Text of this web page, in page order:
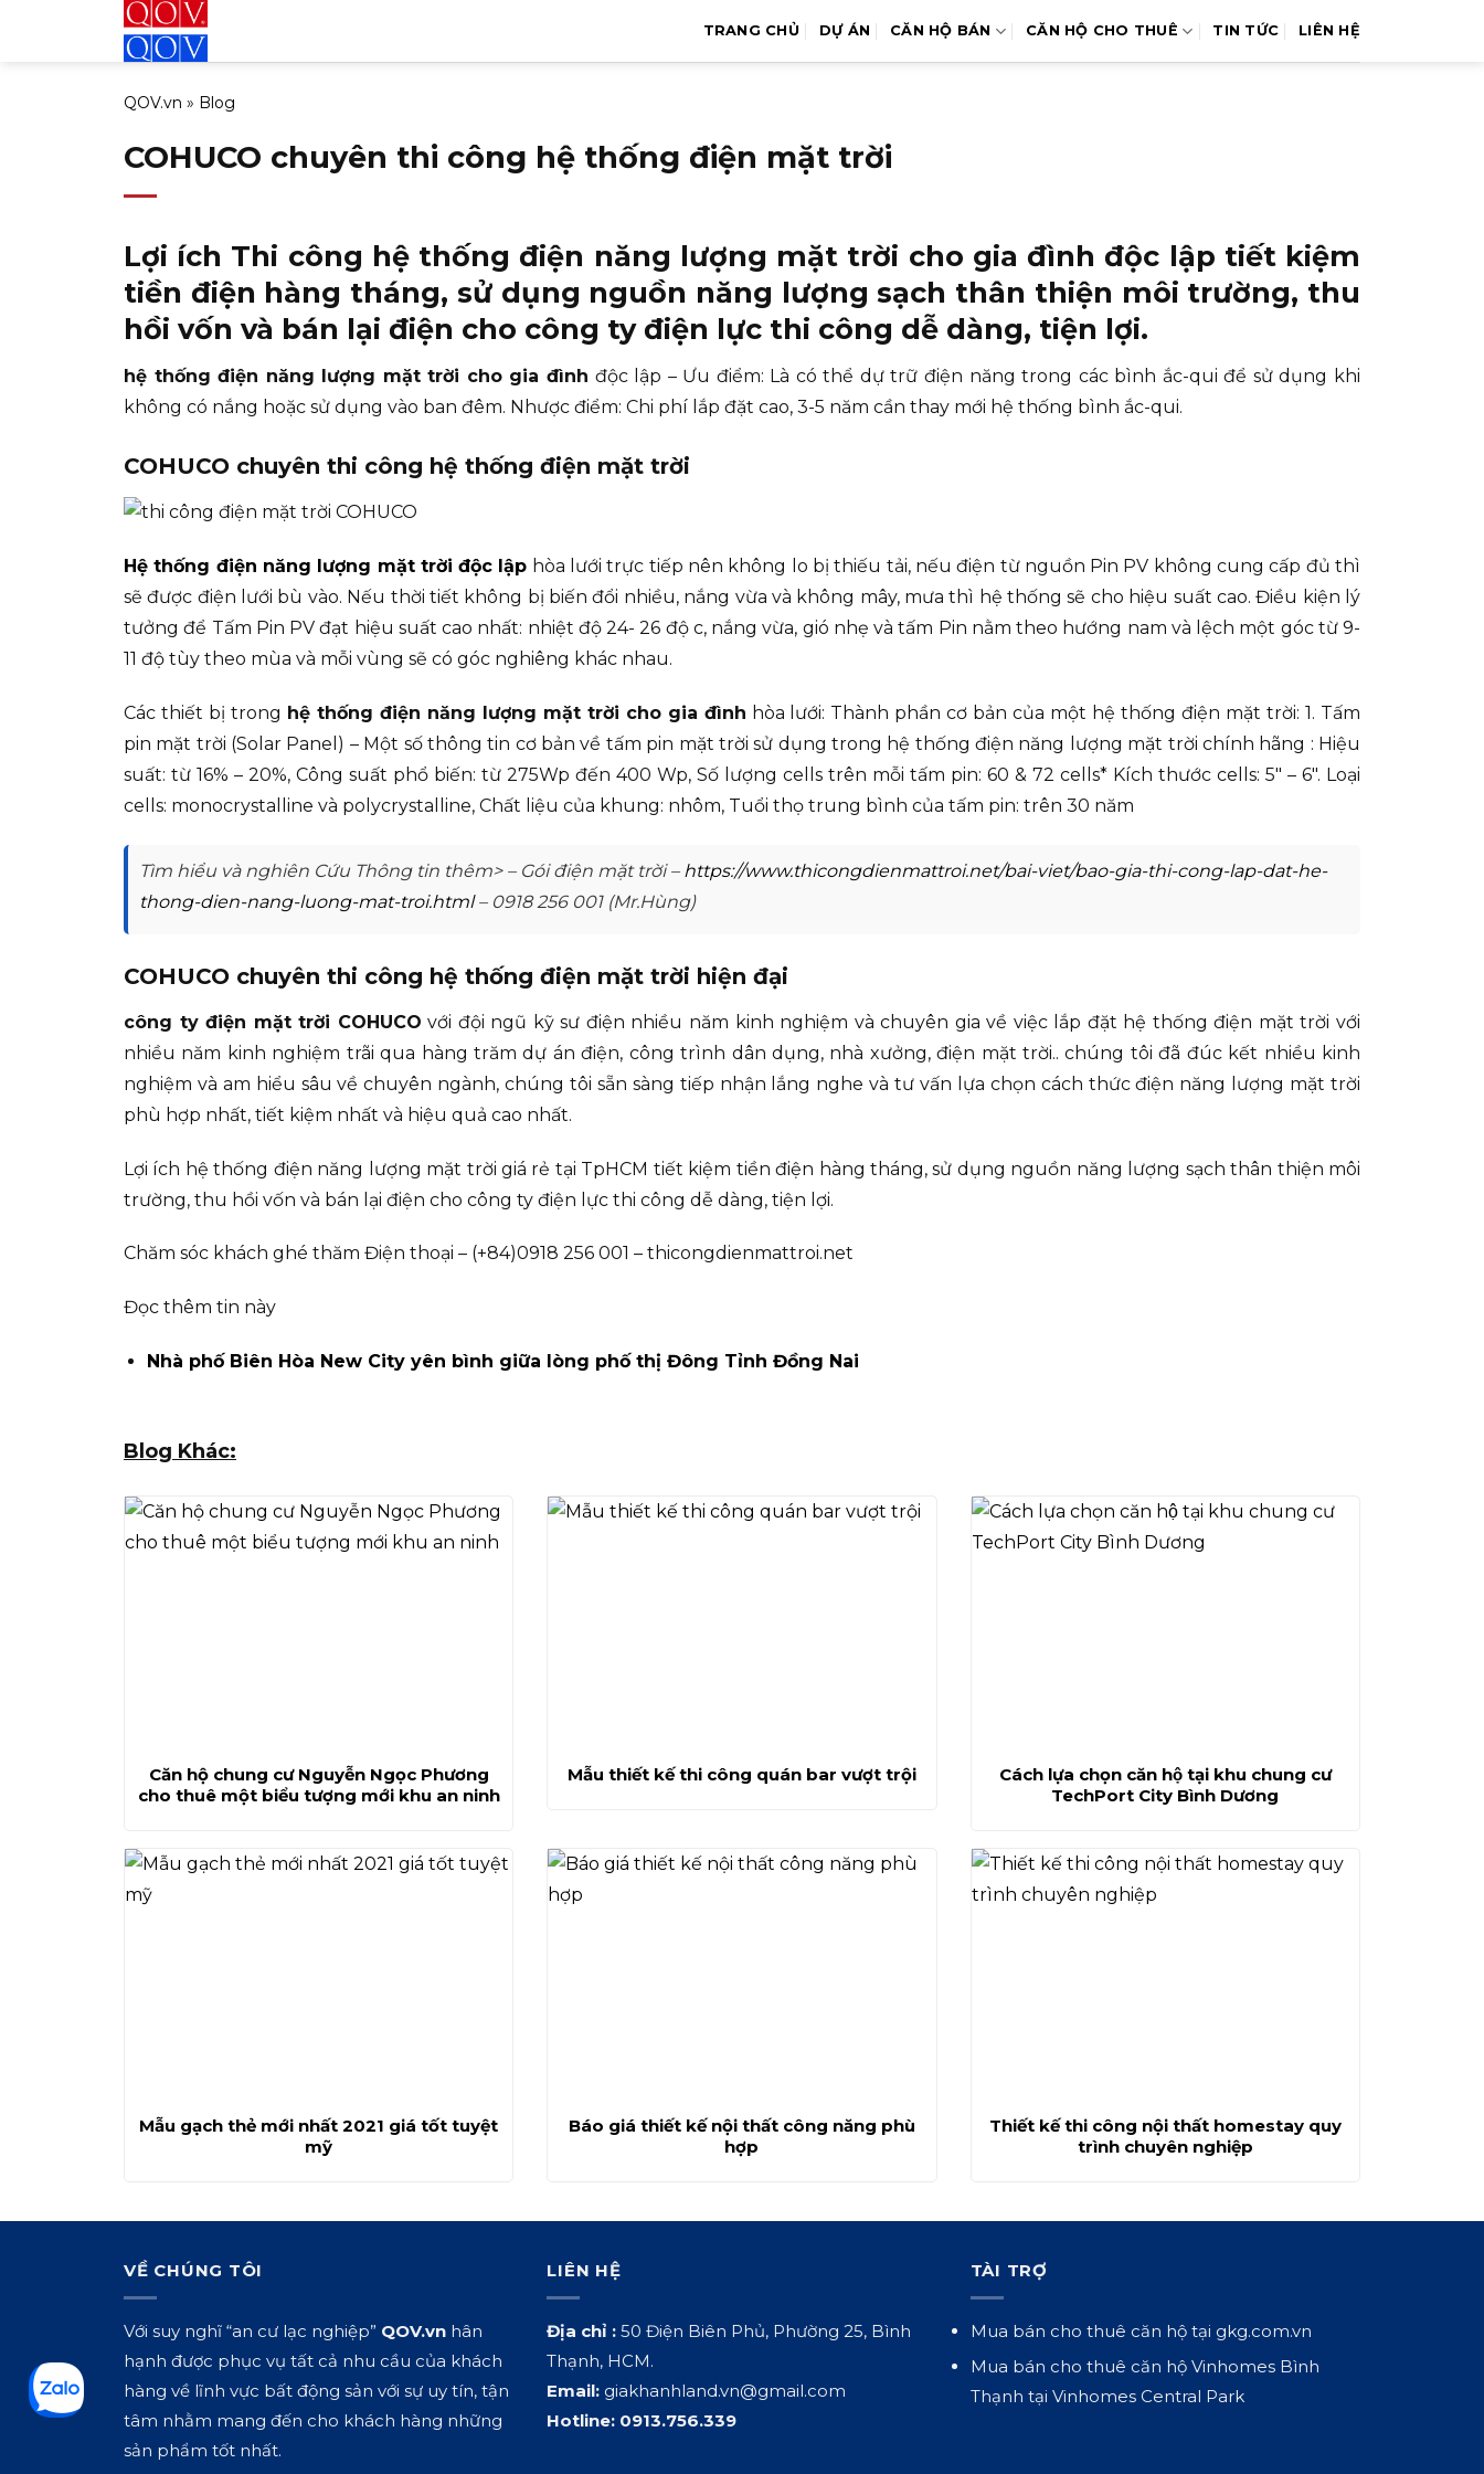
TRANG CHỦ DỰ ÁN CĂN HỘ BÁN CĂN HỘ CHO THUÊ TIN TỨC LIÊN HỆ
QOV.vn » Blog
COHUCO chuyên thi công hệ thống điện mặt trời
Lợi ích Thi công hệ thống điện năng lượng mặt trời cho gia đình độc lập tiết kiệm
tiền điện hàng tháng, sử dụng nguồn năng lượng sạch thân thiện môi trường, thu
hồi vốn và bán lại điện cho công ty điện lực thi công dễ dàng, tiện lợi.
hệ thống điện năng lượng mặt trời cho gia đình độc lập – Ưu điểm: Là có thể dự trữ điện năng trong các bình ắc-qui để sử dụng khi
không có nắng hoặc sử dụng vào ban đêm. Nhược điểm: Chi phí lắp đặt cao, 3-5 năm cần thay mới hệ thống bình ắc-qui.
COHUCO chuyên thi công hệ thống điện mặt trời
Hệ thống điện năng lượng mặt trời độc lập hòa lưới trực tiếp nên không lo bị thiếu tải, nếu điện từ nguồn Pin PV không cung cấp đủ thì
sẽ được điện lưới bù vào. Nếu thời tiết không bị biến đổi nhiều, nắng vừa và không mây, mưa thì hệ thống sẽ cho hiệu suất cao. Điều kiện lý
tưởng để Tấm Pin PV đạt hiệu suất cao nhất: nhiệt độ 24- 26 độ c, nắng vừa, gió nhẹ và tấm Pin nằm theo hướng nam và lệch một góc từ 9-
11 độ tùy theo mùa và mỗi vùng sẽ có góc nghiêng khác nhau.
Các thiết bị trong hệ thống điện năng lượng mặt trời cho gia đình hòa lưới: Thành phần cơ bản của một hệ thống điện mặt trời: 1. Tấm
pin mặt trời (Solar Panel) – Một số thông tin cơ bản về tấm pin mặt trời sử dụng trong hệ thống điện năng lượng mặt trời chính hãng : Hiệu
suất: từ 16% – 20%, Công suất phổ biến: từ 275Wp đến 400 Wp, Số lượng cells trên mỗi tấm pin: 60 & 72 cells* Kích thước cells: 5″ – 6″. Loại
cells: monocrystalline và polycrystalline, Chất liệu của khung: nhôm, Tuổi thọ trung bình của tấm pin: trên 30 năm
Tìm hiểu và nghiên Cứu Thông tin thêm> – Gói điện mặt trời – https://www.thicongdienmattroi.net/bai-viet/bao-gia-thi-cong-lap-dat-he-
thong-dien-nang-luong-mat-troi.html– 0918 256 001 (Mr.Hùng)
COHUCO chuyên thi công hệ thống điện mặt trời hiện đại
công ty điện mặt trời COHUCO với đội ngũ kỹ sư điện nhiều năm kinh nghiệm và chuyên gia về việc lắp đặt hệ thống điện mặt trời với
nhiều năm kinh nghiệm trãi qua hàng trăm dự án điện, công trình dân dụng, nhà xưởng, điện mặt trời.. chúng tôi đã đúc kết nhiều kinh
nghiệm và am hiểu sâu về chuyên ngành, chúng tôi sẵn sàng tiếp nhận lắng nghe và tư vấn lựa chọn cách thức điện năng lượng mặt trời
phù hợp nhất, tiết kiệm nhất và hiệu quả cao nhất.
Lợi ích hệ thống điện năng lượng mặt trời giá rẻ tại TpHCM tiết kiệm tiền điện hàng tháng, sử dụng nguồn năng lượng sạch thân thiện môi
trường, thu hồi vốn và bán lại điện cho công ty điện lực thi công dễ dàng, tiện lợi.
Chăm sóc khách ghé thăm Điện thoại – (+84)0918 256 001 – thicongdienmattroi.net
Đọc thêm tin này
Nhà phố Biên Hòa New City yên bình giữa lòng phố thị Đông Tỉnh Đồng Nai
Blog Khác:
Căn hộ chung cư Nguyễn Ngọc Phương
cho thuê một biểu tượng mới khu an ninh
Mẫu thiết kế thi công quán bar vượt trội
Cách lựa chọn căn hộ tại khu chung cư
TechPort City Bình Dương
Mẫu gạch thẻ mới nhất 2021 giá tốt tuyệt
mỹ
Báo giá thiết kế nội thất công năng phù
hợp
Thiết kế thi công nội thất homestay quy
trình chuyên nghiệp
VỀ CHÚNG TÔI
Với suy nghĩ “an cư lạc nghiệp” QOV.vn hân
hạnh được phục vụ tất cả nhu cầu của khách
hàng về lĩnh vực bất động sản với sự uy tín, tận
tâm nhằm mang đến cho khách hàng những
sản phẩm tốt nhất.
LIÊN HỆ
Địa chỉ : 50 Điện Biên Phủ, Phường 25, Bình
Thạnh, HCM.
Email: giakhanhland.vn@gmail.com
Hotline: 0913.756.339
TÀI TRỢ
Mua bán cho thuê căn hộ tại gkg.com.vn
Mua bán cho thuê căn hộ Vinhomes Bình
Thạnh tại Vinhomes Central Park